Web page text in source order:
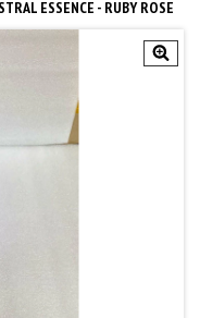
ESSENCE - RUBY ROSE